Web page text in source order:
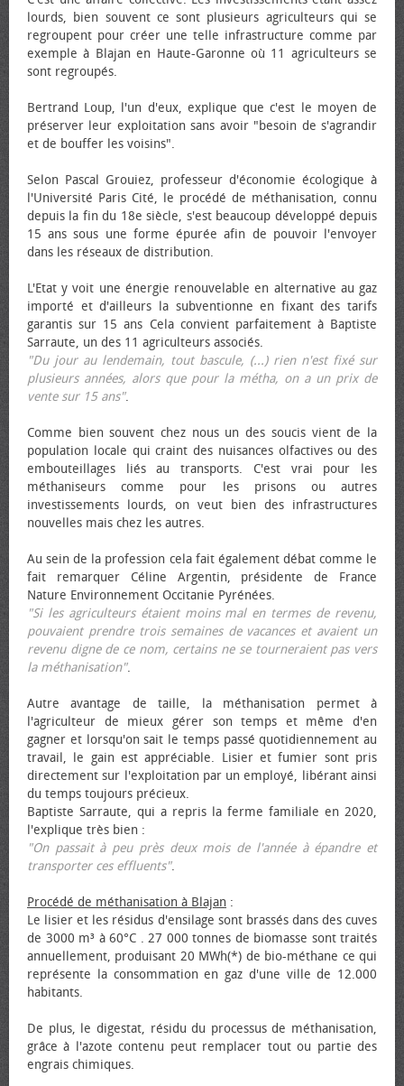
lourds, bien souvent ce sont plusieurs agriculteurs qui se
regroupent pour créer une telle infrastructure comme par
exemple à Blajan en Haute-Garonne où 11 agriculteurs se
sont regroupés.
Bertrand Loup, l'un d'eux, explique que c'est le moyen de
préserver leur exploitation sans avoir "besoin de s'agrandir
et de bouffer les voisins".
Selon Pascal Grouiez, professeur d'économie écologique à
l'Université Paris Cité, le procédé de méthanisation, connu
depuis la fin du 18e siècle, s'est beaucoup développé depuis
15 ans sous une forme épurée afin de pouvoir l'envoyer
dans les réseaux de distribution.
L'Etat y voit une énergie renouvelable en alternative au gaz
importé et d'ailleurs la subventionne en fixant des tarifs
garantis sur 15 ans Cela convient parfaitement à Baptiste
Sarraute, un des 11 agriculteurs associés.
"Du jour au lendemain, tout bascule, (...) rien n'est fixé sur
plusieurs années, alors que pour la métha, on a un prix de
vente sur 15 ans".
Comme bien souvent chez nous un des soucis vient de la
population locale qui craint des nuisances olfactives ou des
embouteillages liés au transports. C'est vrai pour les
méthaniseurs comme pour les prisons ou autres
investissements lourds, on veut bien des infrastructures
nouvelles mais chez les autres.
Au sein de la profession cela fait également débat comme le
fait remarquer Céline Argentin, présidente de France
Nature Environnement Occitanie Pyrénées.
"Si les agriculteurs étaient moins mal en termes de revenu,
pouvaient prendre trois semaines de vacances et avaient un
revenu digne de ce nom, certains ne se tourneraient pas vers
la méthanisation".
Autre avantage de taille, la méthanisation permet à
l'agriculteur de mieux gérer son temps et même d'en
gagner et lorsqu'on sait le temps passé quotidiennement au
travail, le gain est appréciable. Lisier et fumier sont pris
directement sur l'exploitation par un employé, libérant ainsi
du temps toujours précieux.
Baptiste Sarraute, qui a repris la ferme familiale en 2020,
l'explique très bien :
"On passait à peu près deux mois de l'année à épandre et
transporter ces effluents".
Procédé de méthanisation à Blajan :
Le lisier et les résidus d'ensilage sont brassés dans des cuves
de 3000 m³ à 60°C . 27 000 tonnes de biomasse sont traités
annuellement, produisant 20 MWh(*) de bio-méthane ce qui
représente la consommation en gaz d'une ville de 12.000
habitants.
De plus, le digestat, résidu du processus de méthanisation,
grâce à l'azote contenu peut remplacer tout ou partie des
engrais chimiques.